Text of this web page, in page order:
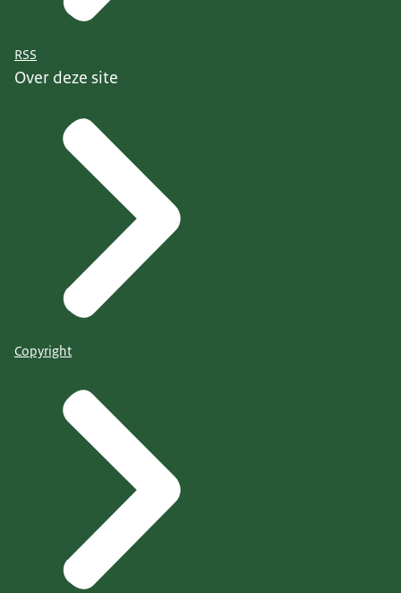
RSS
Over deze site
Copyright